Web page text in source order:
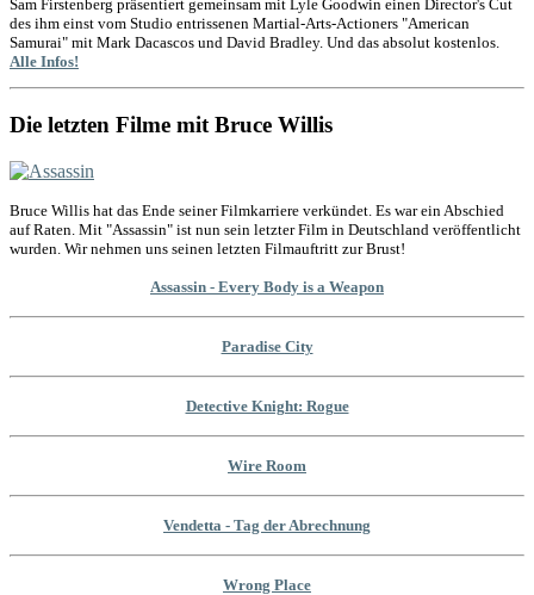
Sam Firstenberg präsentiert gemeinsam mit Lyle Goodwin einen Director's Cut
des ihm einst vom Studio entrissenen Martial-Arts-Actioners "American
Samurai" mit Mark Dacascos und David Bradley. Und das absolut kostenlos.
Alle Infos!
Die letzten Filme mit Bruce Willis
Bruce Willis hat das Ende seiner Filmkarriere verkündet. Es war ein Abschied
auf Raten. Mit "Assassin" ist nun sein letzter Film in Deutschland veröffentlicht
wurden. Wir nehmen uns seinen letzten Filmauftritt zur Brust!
Assassin - Every Body is a Weapon
Paradise City
Detective Knight: Rogue
Wire Room
Vendetta - Tag der Abrechnung
Wrong Place